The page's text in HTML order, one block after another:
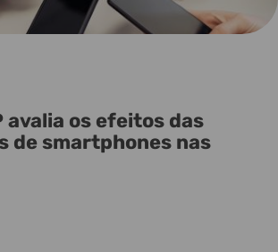
avalia os efeitos das
de smartphones nas